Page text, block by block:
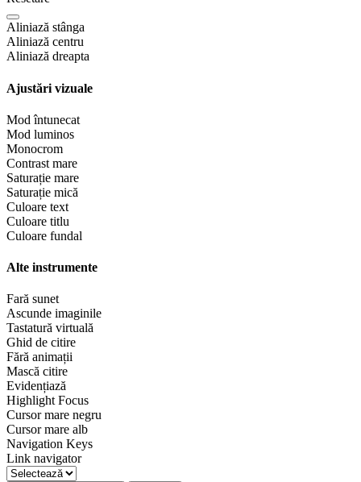
Aliniază stânga
Aliniază centru
Aliniază dreapta
Ajustări vizuale
Mod întunecat
Mod luminos
Monocrom
Contrast mare
Saturație mare
Saturație mică
Culoare text
Culoare titlu
Culoare fundal
Alte instrumente
Fară sunet
Ascunde imaginile
Tastatură virtuală
Ghid de citire
Fără animații
Mască citire
Evidențiază
Highlight Focus
Cursor mare negru
Cursor mare alb
Navigation Keys
Link navigator